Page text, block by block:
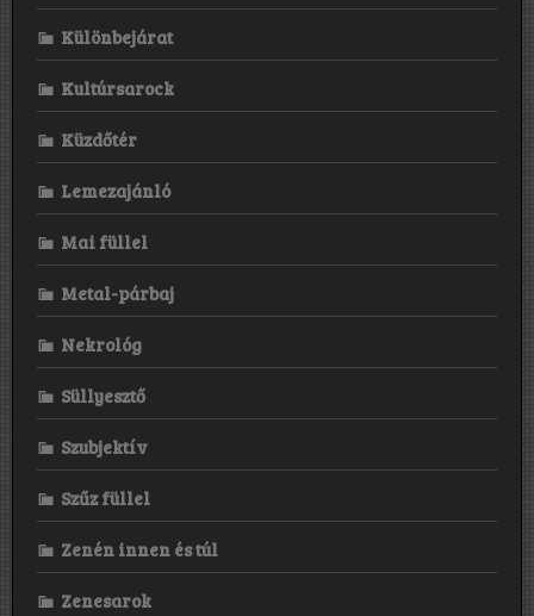
Különbejárat
Kultúrsarock
Küzdőtér
Lemezajánló
Mai füllel
Metal-párbaj
Nekrológ
Süllyesztő
Szubjektív
Szűz füllel
Zenén innen és túl
Zenesarok